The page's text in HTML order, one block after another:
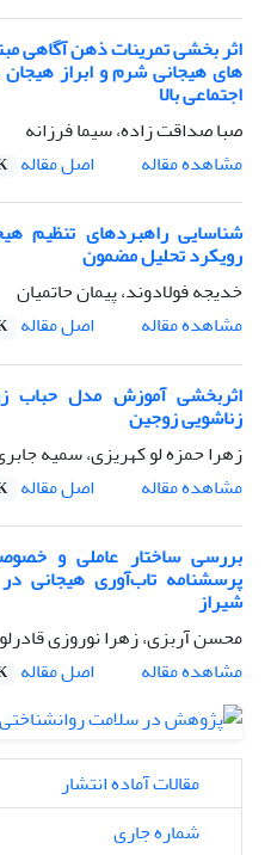
اثر بخشی تمرینات ذهن آگاهی
های هیجانی شرم و ابراز
اجتماعی بالا
صبا صداقت زاده، سیما فرزانه
مشاهده مقاله
اصل مقاله
رویکرد تحلیل مضمون
خدیجه فولادوند، پیمان حاتمیان
مشاهده مقاله
اصل مقاله
اثربخشی آموزش مدل حباب
زناشویی زوجین
زهرا حمزه لو کهریزی، سمیه
مشاهده مقاله
اصل مقاله
بررسی ساختار عاملی و
پرسشنامه تاب‌آوری هیجانی
شیراز
محسن آربزی، زهرا نوروزی
مشاهده مقاله
اصل مقاله
مقالات آماده انتشار
شماره جاری